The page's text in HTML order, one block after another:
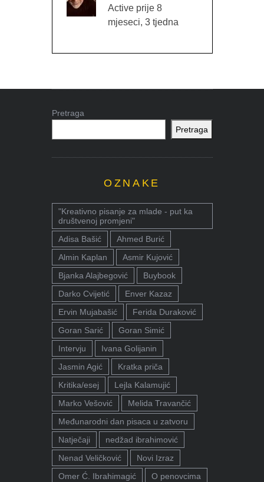
Active prije 8
mjeseci, 3 tjedna
Pretraga
Pretraga
OZNAKE
"Kreativno pisanje za mlade - put ka
društvenoj promjeni"
Adisa Bašić
Ahmed Burić
Almin Kaplan
Asmir Kujović
Bjanka Alajbegović
Buybook
Darko Cvijetić
Enver Kazaz
Ervin Mujabašić
Ferida Duraković
Goran Sarić
Goran Simić
Intervju
Ivana Golijanin
Jasmin Agić
Kratka priča
Kritika/esej
Lejla Kalamujić
Marko Vešović
Melida Travančić
Međunarodni dan pisaca u zatvoru
Natječaji
nedžad ibrahimović
Nenad Veličković
Novi Izraz
Omer Ć. Ibrahimagić
O penovcima